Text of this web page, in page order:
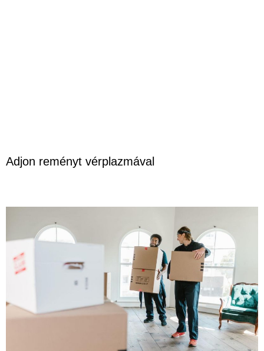
Adjon reményt vérplazmával